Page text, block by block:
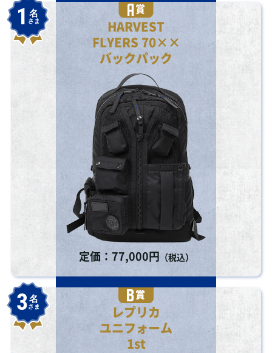
賞
1 名
さま
HARVEST
FLYERS 70××
バックパック
定価：77,000円 （税込）
賞
3名
さま
レプリカ
ユニフォーム
1st